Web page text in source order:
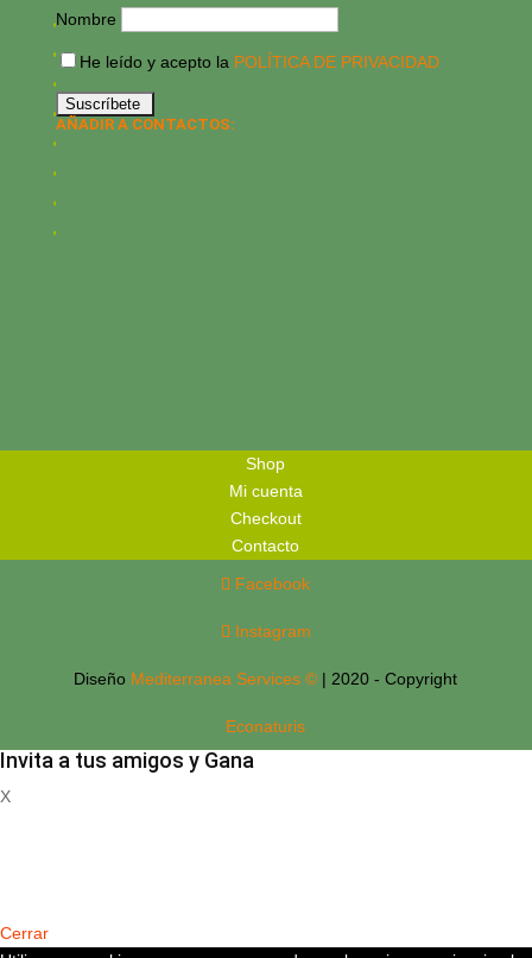
Nombre
He leído y acepto la POLÍTICA DE PRIVACIDAD
AÑADIR A CONTACTOS:
Shop
Mi cuenta
Checkout
Contacto
Facebook
Instagram
Diseño Mediterranea Services © | 2020 - Copyright
Econaturis
Invita a tus amigos y Gana
X
Cerrar